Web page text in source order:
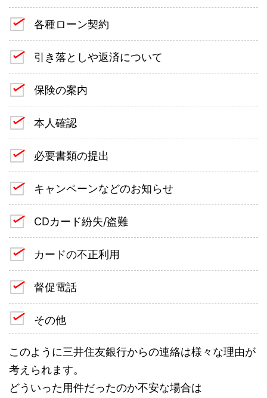
各種ローン契約
引き落としや返済について
保険の案内
本人確認
必要書類の提出
キャンペーンなどのお知らせ
CDカード紛失/盗難
カードの不正利用
督促電話
その他
このように三井住友銀行からの連絡は様々な理由が
考えられます。
どういった用件だったのか不安な場合は